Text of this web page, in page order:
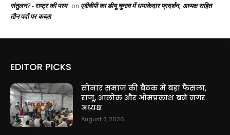
संतुलन? - राष्ट्र की परम on एबीवीपी का डीयू चुनाव में धमाकेदार प्रदर्शन, अध्यक्ष सहित
तीन पदों पर कब्ज़ा
EDITOR PICKS
सोनार समाज की बैठक में बड़ा फैसला,
राजू, आलोक और ओमप्रकाश बने नगर
अध्यक्ष
August 7, 2026